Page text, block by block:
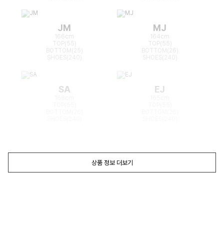
JM
166cm
TOP(55)
BOTTOM(25)
MJ
164cm
TOP(55)
BOTTOM(26)
SA EJ
상품 정보 더보기